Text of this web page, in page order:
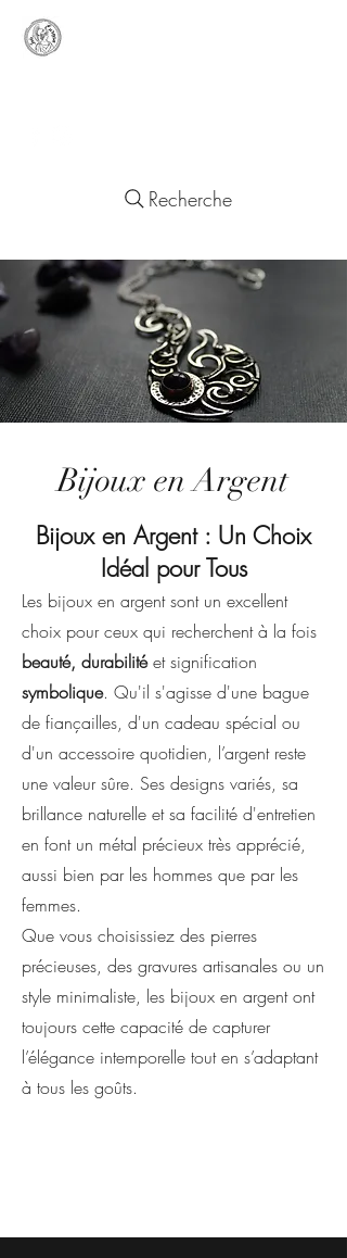
Recherche
Bijoux en Argent
Bijoux en Argent : Un Choix
Idéal pour Tous
Les bijoux en argent sont un excellent
choix pour ceux qui recherchent à la fois
beauté, durabilitéet signification
symbolique. Qu'il s'agisse d'une bague
de fiançailles, d'un cadeau spécial ou
d'un accessoire quotidien, l’argent reste
une valeur sûre. Ses designs variés, sa
brillance naturelle et sa facilité d'entretien
en font un métal précieux très apprécié,
aussi bien par les hommes que par les
femmes.
Que vous choisissiez des pierres
précieuses, des gravures artisanales ou un
style minimaliste, les bijoux en argent ont
toujours cette capacité de capturer
l’élégance intemporelle tout en s’adaptant
à tous les goûts.